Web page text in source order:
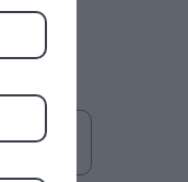
грн